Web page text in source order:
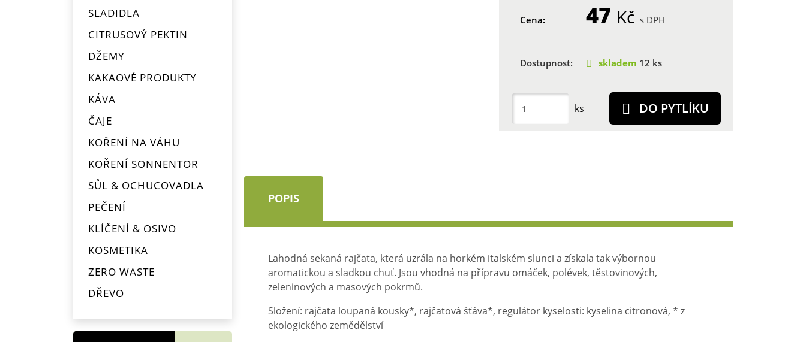
Cena: 47 Kč s DPH
Dostupnost: skladem 12 ks
ks DO PYTLÍKU
POPIS
Lahodná sekaná rajčata, která uzrála na horkém italském slunci a získala tak výbornou
aromatickou a sladkou chuť. Jsou vhodná na přípravu omáček, polévek, těstovinových,
zeleninových a masových pokrmů.
Složení: rajčata loupaná kousky*, rajčatová šťáva*, regulátor kyselosti: kyselina citronová, * z
ekologického zemědělství
SLADIDLA
CITRUSOVÝ PEKTIN
DŽEMY
KAKAOVÉ PRODUKTY
KÁVA
ČAJE
KOŘENÍ NA VÁHU
KOŘENÍ SONNENTOR
SŮL & OCHUCOVADLA
PEČENÍ
KLÍČENÍ & OSIVO
KOSMETIKA
ZERO WASTE
DŘEVO